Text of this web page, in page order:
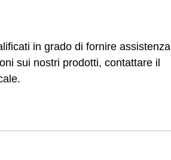
in grado di fornire assistenza
sui nostri prodotti, contattare il